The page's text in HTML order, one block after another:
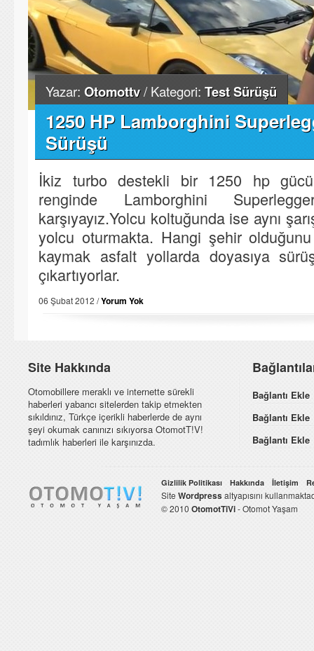
Yazar: Otomottv/ Kategori: Test Sürüşü
1250 HP Lamborghini
Sürüşü
İkiz turbo destekli bir 1250 hp
renginde Lamborghini
karşıyayız.Yolcu koltuğunda ise aynı
yolcu oturmakta. Hangi şehir
kaymak asfalt yollarda doyasıya
çıkartıyorlar.
06 Şubat 2012 /Yorum Yok
Site Hakkında
Otomobillere meraklı ve internette sürekli
haberleri yabancı sitelerden takip etmekten
sıkıldınız, Türkçe içerikli haberlerde de aynı
şeyi okumak canınızı sıkıyorsa OtomotT!V!
tadımlık haberleri ile karşınızda.
Bağlantı Ekle
Bağlantı Ekle
Bağlantı Ekle
Gizlilik Politikası Hakkında İletişim
Site Wordpressaltyapısını
© 2010 OtomotTiVi- Otomot Yaşam